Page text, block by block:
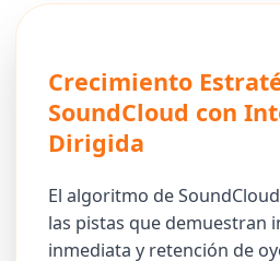
Crecimiento
SoundCloud con
Dirigida
El algoritmo de
las pistas que demuestran
inmediata y retención de